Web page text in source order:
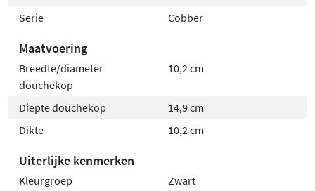
Met een maximale doorstroom van 6,6 liter per minuut
(volumestroomklasse Z) is deze hoofddouche
waterverbruik
zonder dat dit ten koste gaat van
afwerkingen garanderen duurzaamheid en behoud van
kleur, zelfs na jarenlang gebruik.
Serie
Cobber
Maatvoering
Breedte/diameter
douchekop
10,2 cm
Diepte douchekop
14,9 cm
Dikte
10,2 cm
Uiterlijke kenmerken
Kleurgroep
Zwart